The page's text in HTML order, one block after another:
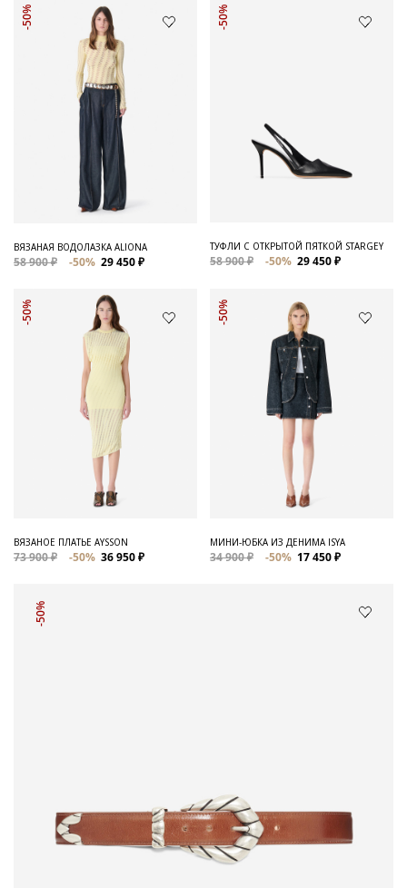
-50%
ВЯЗАНАЯ ВОДОЛАЗКА ALIONA
58 900 ₽ -50% 29 450 ₽
-50%
ТУФЛИ С ОТКРЫТОЙ ПЯТКОЙ STARGEY
58 900 ₽ -50% 29 450 ₽
-50%
ВЯЗАНОЕ ПЛАТЬЕ AYSSON
73 900 ₽ -50% 36 950 ₽
-50%
МИНИ-ЮБКА ИЗ ДЕНИМА ISYA
34 900 ₽ -50% 17 450 ₽
-50%